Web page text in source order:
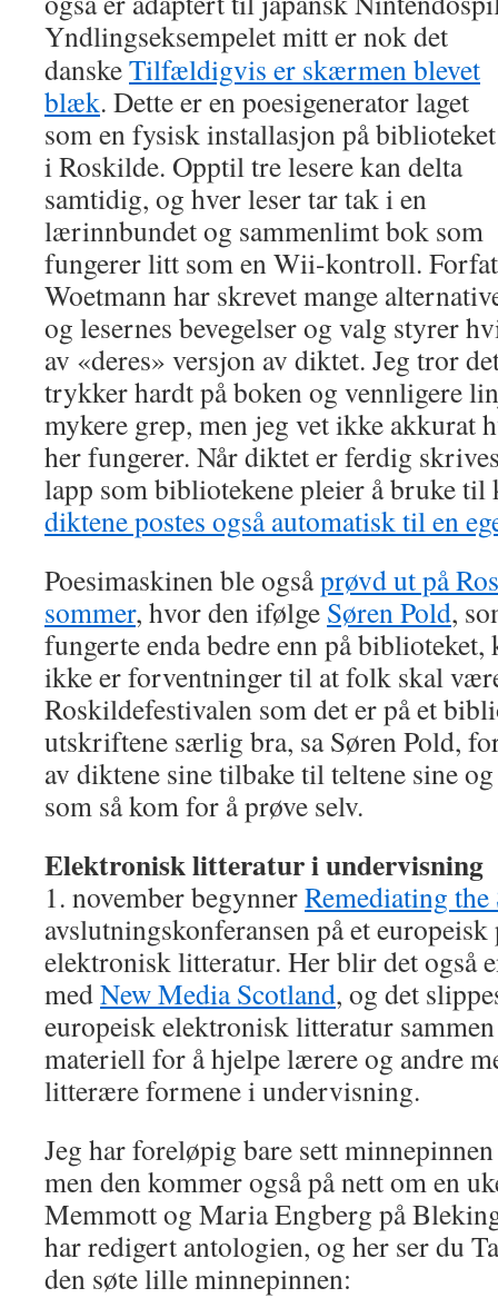
Yndlingseksempelet mitt er nok det
danskeTilfældigvis er skærmen blevet
blæk. Dette er en poesigenerator laget
som en fysisk installasjon på biblioteket
i Roskilde. Opptil tre lesere kan delta
samtidig, og hver leser tar tak i en
lærinnbundet og sammenlimt bok som
fungerer litt som en Wii-kontroll.
Woetmann har skrevet mange
og lesernes bevegelser og valg styrer
av «deres» versjon av diktet. Jeg tror
trykker hardt på boken og vennligere
mykere grep, men jeg vet ikke akkurat
her fungerer. Når diktet er ferdig
lapp som bibliotekene pleier å bruke
diktene postes også automatisk til en
Poesimaskinen ble ogsåprøvd ut på
sommer, hvor den ifølge Søren Pold,
fungerte enda bedre enn på
ikke er forventninger til at folk skal
Roskildefestivalen som det er på et
utskriftene særlig bra, sa Søren Pold,
av diktene sine tilbake til teltene sine
som så kom for å prøve selv.
Elektronisk litteratur i undervisning
1. november begynnerRemediating the
avslutningskonferansen på et
elektronisk litteratur. Her blir det også
medNew Media Scotland, og det
europeisk elektronisk litteratur
materiell for å hjelpe lærere og andre
litterære formene i undervisning.
Jeg har foreløpig bare sett
men den kommer også på nett om en
Memmott og Maria Engberg på
har redigert antologien, og her ser du
den søte lille minnepinnen: